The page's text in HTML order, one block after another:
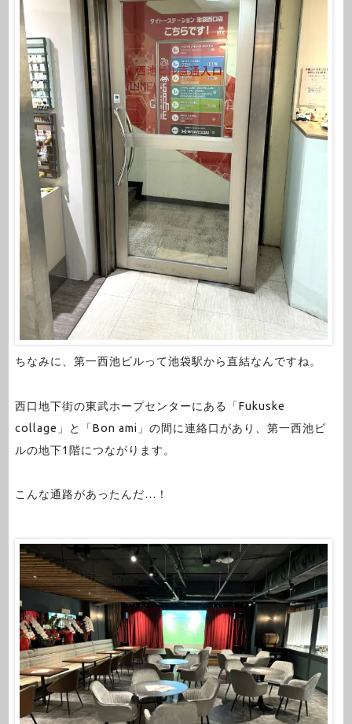
ちなみに、第一西池ビルって池袋駅から直結なんですね。
西口地下街の東武ホープセンターにある「Fukuske
collage」と「Bon ami」の間に連絡口があり、第一西池ビ
ルの地下1階につながります。
こんな通路があったんだ…！